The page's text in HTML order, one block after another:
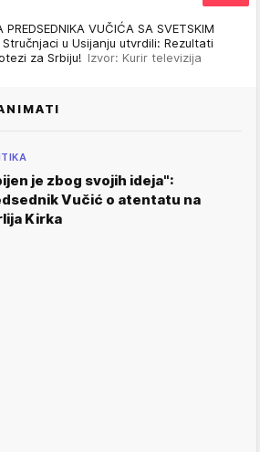
PREDSEDNIKA VUČIĆA SA SVETSKIM
Stručnjaci u Usijanju utvrdili: Rezultati
za Srbiju! Izvor: Kurir televizija
je zbog svojih ideja":
Vučić o atentatu na
Kirka